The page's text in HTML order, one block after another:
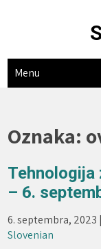
Menu
Oznaka:
Tehnologija
– 6.
6. septembra, 2023 |
Slovenian